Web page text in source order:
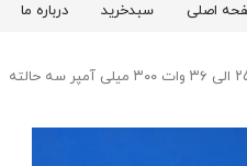
اصلی سبدخرید درباره ما